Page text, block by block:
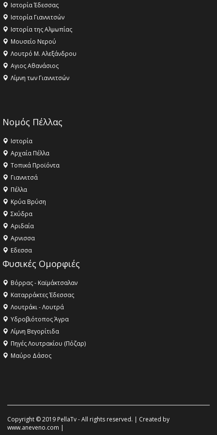
Ιστορία Έδεσσας
Ιστορία Γιαννιτσών
Ιστορία της Αλμωπίας
Μουσείο Νερού
Λουτρό Μ. Αλεξάνδρου
Αγιος Αθανάσιος
Λίμνη των Γιαννιτσών
Νομός Πέλλας
Ιστορία
Αρχαία Πέλλα
Τοπικά Προϊόντα
Γιαννιτσά
Πέλλα
Κρύα Βρύση
Σκύδρα
Αριδαία
Aρνισσα
Eδεσσα
Φυσικές Ομορφιές
Βόρρας - Καϊμάκτσαλαν
Καταρράκτες Έδεσσας
Λουτράκι - Λουτρά
Υδροβιότοπος Άγρα
Λίμνη Βεγορίτιδα
Πηγές Λουτρακίου (Πόζαρ)
Μαύρο Δάσος
Copyright © 2019 PellaTv - All rights reserved. | Created by
www.aneveno.com |